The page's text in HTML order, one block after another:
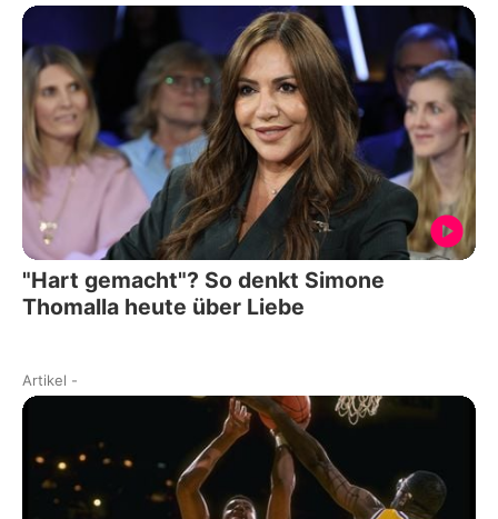
"Hart gemacht"? So denkt Simone
Thomalla heute über Liebe
Artikel -